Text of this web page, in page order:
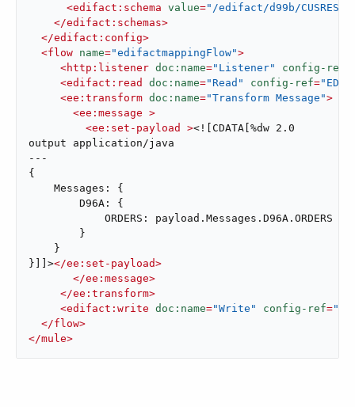
<edifact:schema value="/edifact/d99b/
</edifact:schemas>
</edifact:config>
<flow name="edifactmappingFlow">
<http:listener doc:name="Listener" config-ref
<edifact:read doc:name="Read" config-ref=
<ee:transform doc:name="Transform Message">
<ee:message >
<ee:set-payload ><![CDATA[%dw 2.0
output application/java
---
{
    Messages: {
        D96A: {
            ORDERS: payload.Messages.D96A.ORDERS
        }
    }
}]]></ee:set-payload>
</ee:message>
</ee:transform>
<edifact:write doc:name="Write" config-ref=
</flow>
</mule>